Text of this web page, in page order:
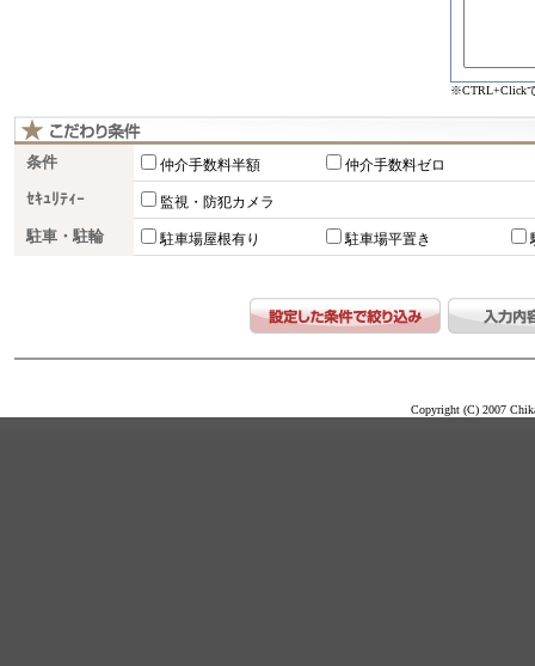
※CTRL+Click
条件 仲介手数料半額 仲介手数料ゼロ
ｾｷｭﾘﾃｨｰ 監視・防犯カメラ
駐車・駐輪 駐車場屋根有り 駐車場平置き
Copyright (C) 2007